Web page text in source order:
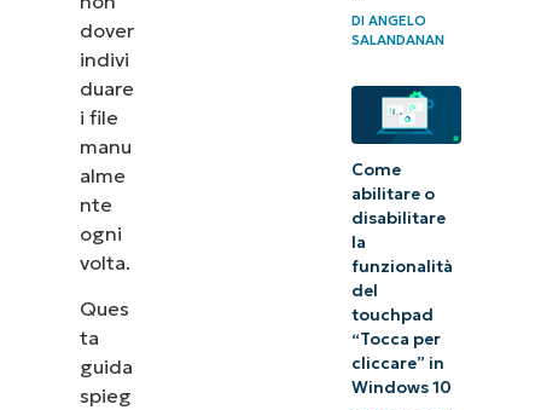
dover
indivi
duare
i file
manu
alme
nte
ogni
volta.
Ques
ta
guida
spieg
DIANGELO
SALANDANAN
Come
abilitare o
disabilitare
la
funzionalità
del
touchpad
“Tocca per
cliccare” in
Windows 10